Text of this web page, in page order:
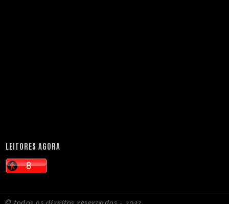
LEITORES AGORA